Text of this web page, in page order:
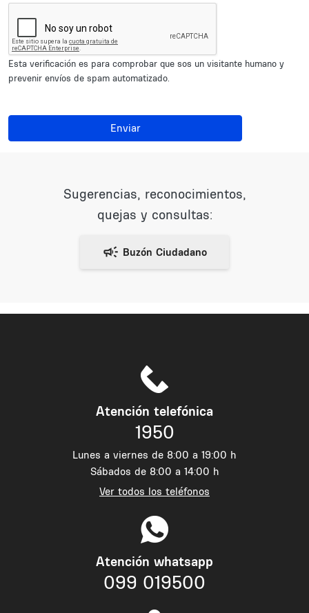
Esta verificación es para comprobar que sos un visitante humano y
prevenir envíos de spam automatizado.
Enviar
Sugerencias, reconocimientos,
quejas y consultas:
Atención telefónica
1950
Lunes a viernes de 8:00 a 19:00 h
Sábados de 8:00 a 14:00 h
Ver todos los teléfonos
Atención whatsapp
099 019500